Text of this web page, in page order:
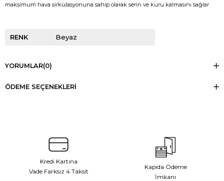
maksimum hava sirkülasyonuna sahip olarak serin ve kuru kalmasını sağlar
RENK Beyaz
YORUMLAR(0)
ÖDEME SEÇENEKLERI
Kredi Kartına
Vade Farksız 4 Taksit
Kapıda Ödeme
İmkanı